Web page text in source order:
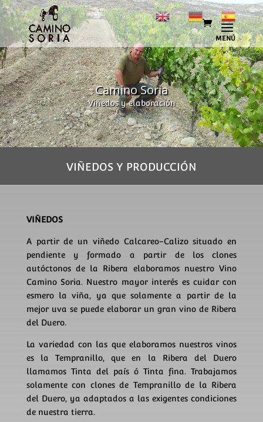
Camino Soria
Viñedos y elaboración
VIÑEDOS Y PRODUCCIÓN
VIÑEDOS
A partir de un viñedo Calcareo-Calizo situado en
pendiente y formado a partir de los clones
autóctonos de la Ribera elaboramos nuestro Vino
Camino Soria. Nuestro mayor interés es cuidar con
esmero la viña, ya que solamente a partir de la
mejor uva se puede elaborar un gran vino de Ribera
del Duero.
La variedad con las que elaboramos nuestros vinos
es la Tempranillo, que en la Ribera del Duero
llamamos Tinta del país ó Tinta fina. Trabajamos
solamente con clones de Tempranillo de la Ribera
del Duero, ya adaptados a las exigentes condiciones
de nuestra tierra.